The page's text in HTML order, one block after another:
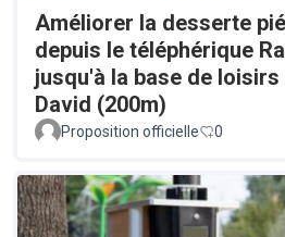
Améliorer la desserte
depuis le téléphérique
jusqu'à la base de loisirs
David (200m)
Proposition officielle 0